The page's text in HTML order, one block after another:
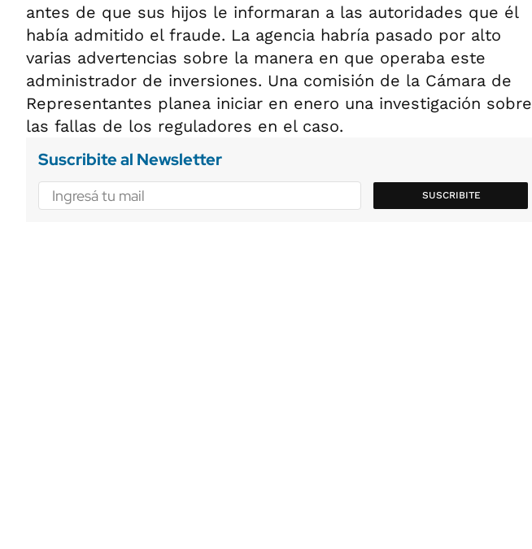
antes de que sus hijos le informaran a las autoridades que él
había admitido el fraude. La agencia habría pasado por alto
varias advertencias sobre la manera en que operaba este
administrador de inversiones. Una comisión de la Cámara de
Representantes planea iniciar en enero una investigación sobre
las fallas de los reguladores en el caso.
Suscribite al Newsletter
SUSCRIBITE